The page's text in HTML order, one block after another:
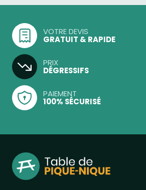
VOTRE DEVIS
GRATUIT & RAPIDE
PRIX
DÉGRESSIFS
PAIEMENT
100% SÉCURISÉ